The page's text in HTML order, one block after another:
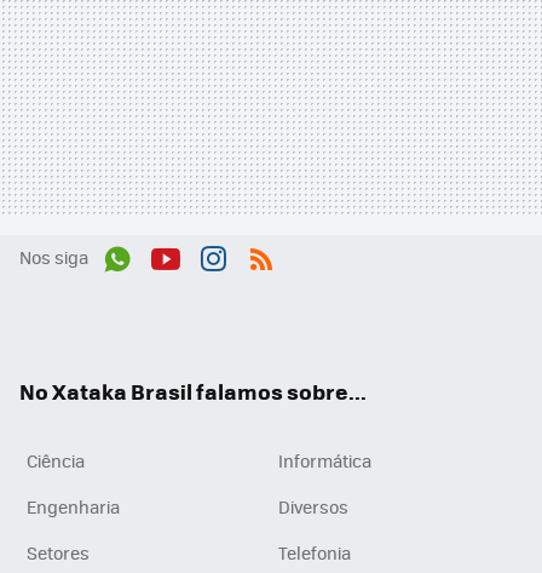
Nos siga
No Xataka Brasil falamos sobre...
Ciência
Informática
Engenharia
Diversos
Setores
Telefonia